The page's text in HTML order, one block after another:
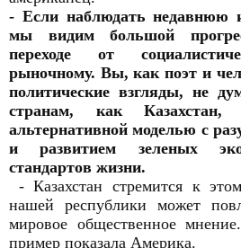
- Если наблюдать недавнюю
мы видим большой
переходе от
рыночному. Вы, как поэт и
политические взгляды, не
странам, как Казахстан,
альтернативной моделью с
и развитием зеленых
стандартов жизни.
- Казахстан стремится к
нашей республики может
мировое общественное
пример показала Америка.